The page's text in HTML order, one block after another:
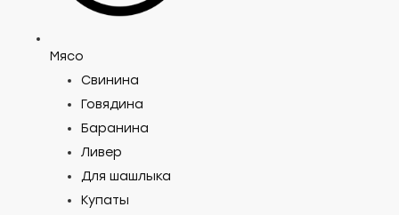
Мясо
Свинина
Говядина
Баранина
Ливер
Для шашлыка
Купаты